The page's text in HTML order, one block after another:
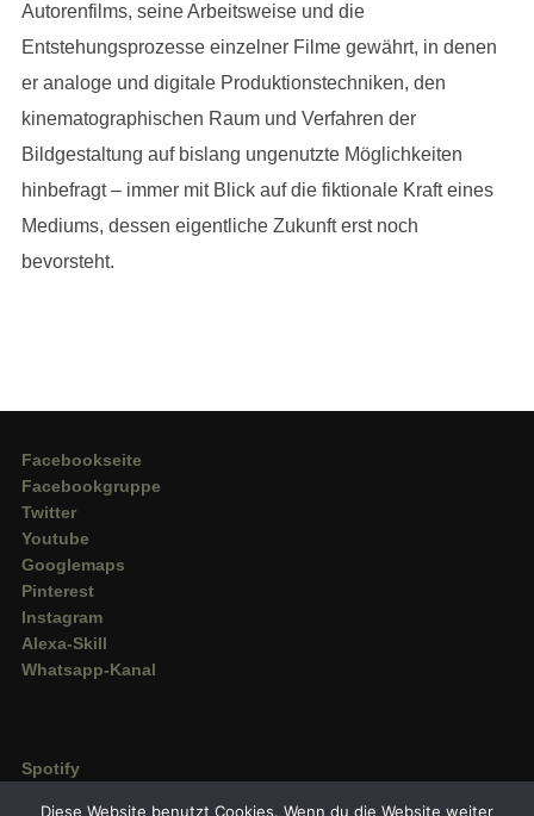
Autorenfilms, seine Arbeitsweise und die
Entstehungsprozesse einzelner Filme gewährt, in denen
er analoge und digitale Produktionstechniken, den
kinematographischen Raum und Verfahren der
Bildgestaltung auf bislang ungenutzte Möglichkeiten
hinbefragt – immer mit Blick auf die fiktionale Kraft eines
Mediums, dessen eigentliche Zukunft erst noch
bevorsteht.
Facebookseite
Facebookgruppe
Twitter
Youtube
Googlemaps
Pinterest
Instagram
Alexa-Skill
Whatsapp-Kanal
Spotify
Diese Website benutzt Cookies. Wenn du die Website weiter